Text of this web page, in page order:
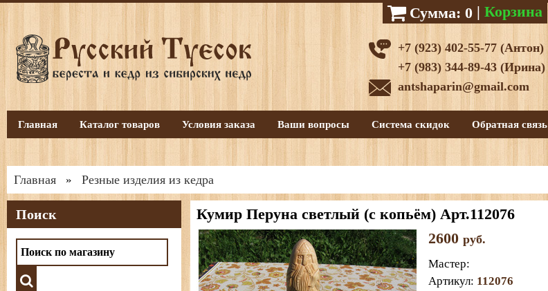
Сумма: 0 | Корзина
Главная Каталог товаров Условия заказа Ваши вопросы Система скидок Обратная связь
+7 (923) 402-55-77 (Антон)
+7 (983) 344-89-43 (Ирина)
antshaparin@gmail.com
Главная » Резные изделия из кедра
Кумир Перуна светлый (с копьём) Арт.112076
2600 руб.
Мастер:
Артикул: 112076
Поиск